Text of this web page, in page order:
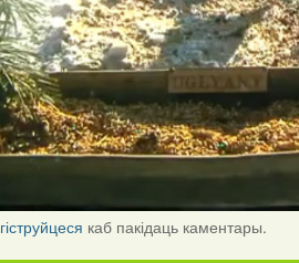
каб пакідаць каментары.